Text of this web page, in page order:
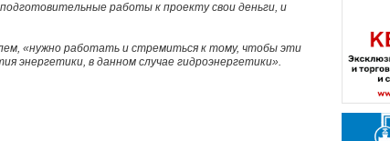
работы к проекту свои деньги, и
«нужно работать и стремиться к тому, чтобы эти
энергетики, в данном случае гидроэнергетики».